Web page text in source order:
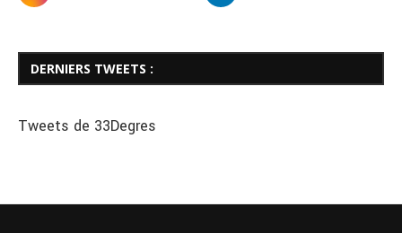
DERNIERS TWEETS :
Tweets de 33Degres